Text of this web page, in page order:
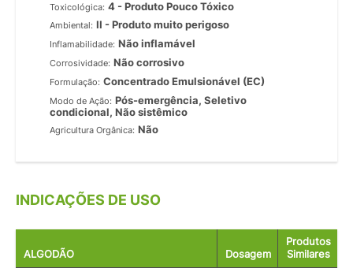
Toxicológica: 4 - Produto Pouco Tóxico
Ambiental: II - Produto muito perigoso
Inflamabilidade: Não inflamável
Corrosividade: Não corrosivo
Formulação: Concentrado Emulsionável (EC)
Modo de Ação: Pós-emergência, Seletivo
condicional, Não sistêmico
Agricultura Orgânica: Não
INDICAÇÕES DE USO
ALGODÃO Dosagem
Produtos
Similares